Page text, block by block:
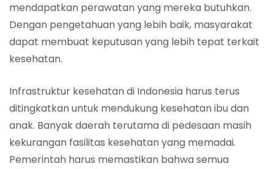
mendapatkan perawatan yang mereka butuhkan.
Dengan pengetahuan yang lebih baik, masyarakat
dapat membuat keputusan yang lebih tepat terkait
kesehatan.
Infrastruktur kesehatan di Indonesia harus terus
ditingkatkan untuk mendukung kesehatan ibu dan
anak. Banyak daerah terutama di pedesaan masih
kekurangan fasilitas kesehatan yang memadai.
Pemerintah harus memastikan bahwa semua